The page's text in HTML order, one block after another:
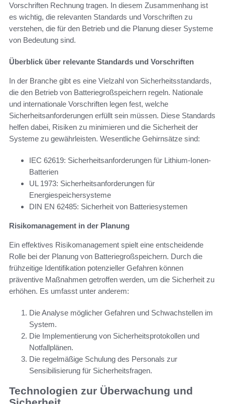
Vorschriften Rechnung tragen. In diesem Zusammenhang ist
es wichtig, die relevanten Standards und Vorschriften zu
verstehen, die für den Betrieb und die Planung dieser Systeme
von Bedeutung sind.
Überblick über relevante Standards und Vorschriften
In der Branche gibt es eine Vielzahl von Sicherheitsstandards,
die den Betrieb von Batteriegroßspeichern regeln. Nationale
und internationale Vorschriften legen fest, welche
Sicherheitsanforderungen erfüllt sein müssen. Diese Standards
helfen dabei, Risiken zu minimieren und die Sicherheit der
Systeme zu gewährleisten. Wesentliche Gehirnsätze sind:
IEC 62619: Sicherheitsanforderungen für Lithium-Ionen-
Batterien
UL 1973: Sicherheitsanforderungen für
Energiespeichersysteme
DIN EN 62485: Sicherheit von Batteriesystemen
Risikomanagement in der Planung
Ein effektives Risikomanagement spielt eine entscheidende
Rolle bei der Planung von Batteriegroßspeichern. Durch die
frühzeitige Identifikation potenzieller Gefahren können
präventive Maßnahmen getroffen werden, um die Sicherheit zu
erhöhen. Es umfasst unter anderem:
Die Analyse möglicher Gefahren und Schwachstellen im
System.
Die Implementierung von Sicherheitsprotokollen und
Notfallplänen.
Die regelmäßige Schulung des Personals zur
Sensibilisierung für Sicherheitsfragen.
Technologien zur Überwachung und